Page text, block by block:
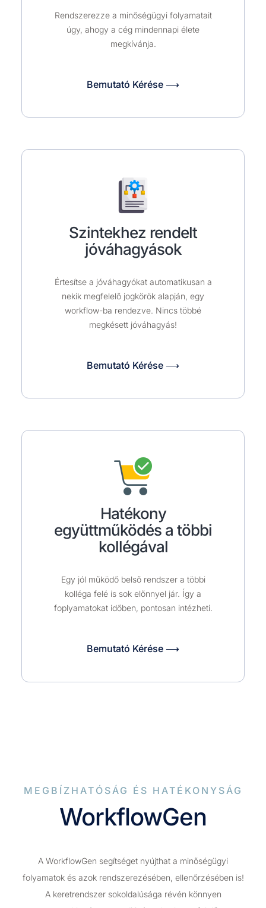
Rendszerezze a minőségügyi folyamatait
úgy, ahogy a cég mindennapi élete
megkívánja.
Bemutató Kérése ⟶
Szintekhez rendelt
jóváhagyások
Értesítse a jóváhagyókat automatikusan a
nekik megfelelő jogkörök alapján, egy
workflow-ba rendezve. Nincs többé
megkésett jóváhagyás!
Bemutató Kérése ⟶
Hatékony
együttműködés a többi
kollégával
Egy jól működő belső rendszer a többi
kolléga felé is sok előnnyel jár. Így a
foplyamatokat időben, pontosan intézheti.
Bemutató Kérése ⟶
MEGBÍZHATÓSÁG ÉS HATÉKONYSÁG
WorkflowGen
A WorkflowGen segítséget nyújthat a minőségügyi
folyamatok és azok rendszerezésében, ellenőrzésében is!
A keretrendszer sokoldalúsága révén könnyen